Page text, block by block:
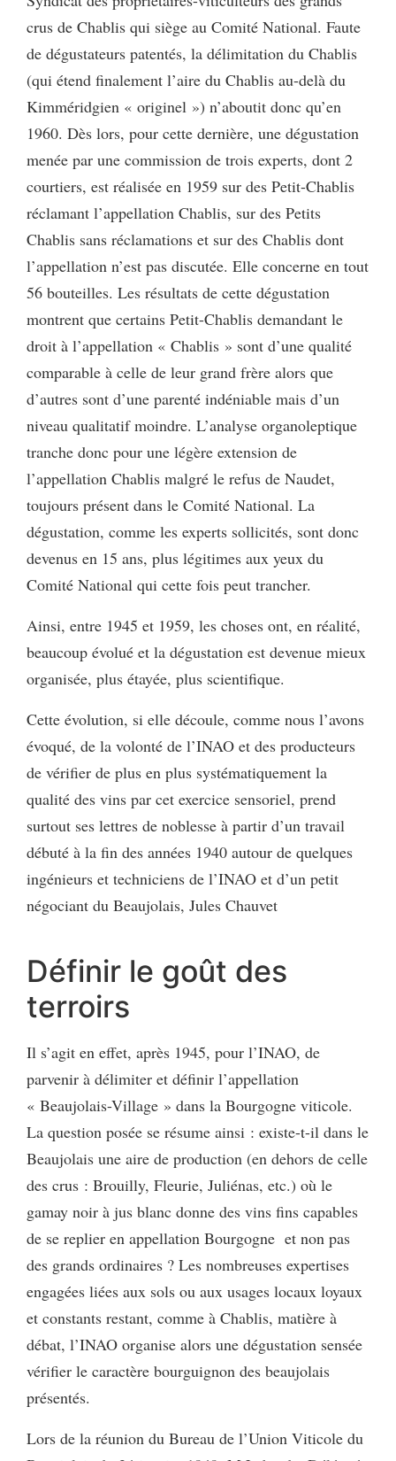
crus de Chablis qui siège au Comité National. Faute
de dégustateurs patentés, la délimitation du Chablis
(qui étend finalement l’aire du Chablis au-delà du
Kimméridgien « originel ») n’aboutit donc qu’en
1960. Dès lors, pour cette dernière, une dégustation
menée par une commission de trois experts, dont 2
courtiers, est réalisée en 1959 sur des Petit-Chablis
réclamant l’appellation Chablis, sur des Petits
Chablis sans réclamations et sur des Chablis dont
l’appellation n’est pas discutée. Elle concerne en tout
56 bouteilles. Les résultats de cette dégustation
montrent que certains Petit-Chablis demandant le
droit à l’appellation « Chablis » sont d’une qualité
comparable à celle de leur grand frère alors que
d’autres sont d’une parenté indéniable mais d’un
niveau qualitatif moindre. L’analyse organoleptique
tranche donc pour une légère extension de
l’appellation Chablis malgré le refus de Naudet,
toujours présent dans le Comité National. La
dégustation, comme les experts sollicités, sont donc
devenus en 15 ans, plus légitimes aux yeux du
Comité National qui cette fois peut trancher.
Ainsi, entre 1945 et 1959, les choses ont, en réalité,
beaucoup évolué et la dégustation est devenue mieux
organisée, plus étayée, plus scientifique.
Cette évolution, si elle découle, comme nous l’avons
évoqué, de la volonté de l’INAO et des producteurs
de vérifier de plus en plus systématiquement la
qualité des vins par cet exercice sensoriel, prend
surtout ses lettres de noblesse à partir d’un travail
débuté à la fin des années 1940 autour de quelques
ingénieurs et techniciens de l’INAO et d’un petit
négociant du Beaujolais, Jules Chauvet
Définir le goût des
terroirs
Il s’agit en effet, après 1945, pour l’INAO, de
parvenir à délimiter et définir l’appellation
« Beaujolais-Village » dans la Bourgogne viticole.
La question posée se résume ainsi : existe-t-il dans le
Beaujolais une aire de production (en dehors de celle
des crus : Brouilly, Fleurie, Juliénas, etc.) où le
gamay noir à jus blanc donne des vins fins capables
de se replier en appellation Bourgogne et non pas
des grands ordinaires ? Les nombreuses expertises
engagées liées aux sols ou aux usages locaux loyaux
et constants restant, comme à Chablis, matière à
débat, l’INAO organise alors une dégustation sensée
vérifier le caractère bourguignon des beaujolais
présentés.
Lors de la réunion du Bureau de l’Union Viticole du